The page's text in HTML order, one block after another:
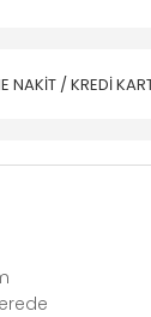
NAKİT / KREDİ